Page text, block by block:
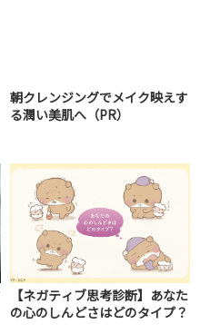
朝クレンジングでメイク映えす
る潤い美肌へ（PR）
【ネガティブ思考診断】あなた
の心のしんどさはどのタイプ？